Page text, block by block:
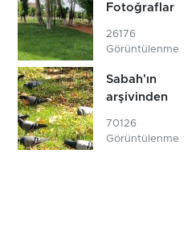
Fotoğraflar
26176
Görüntülenme
Sabah'ın
arşivinden
70126
Görüntülenme